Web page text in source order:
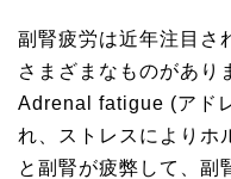
副腎疲労は近年注目さ
さまざまなものがあり
Adrenal fatigue (アド
れ、ストレスによりホ
と副腎が疲弊して、副